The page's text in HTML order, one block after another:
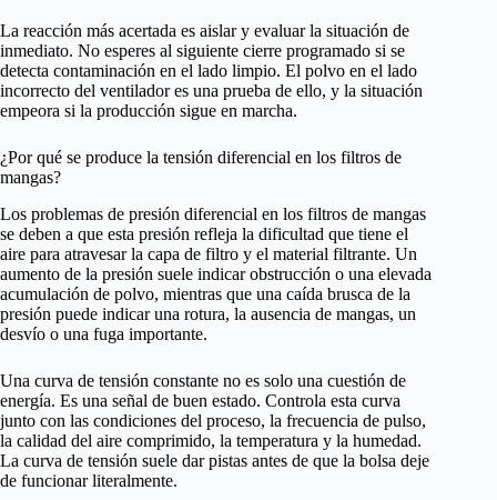
La reacción más acertada es aislar y evaluar la situación de
inmediato. No esperes al siguiente cierre programado si se
detecta contaminación en el lado limpio. El polvo en el lado
incorrecto del ventilador es una prueba de ello, y la situación
empeora si la producción sigue en marcha.
¿Por qué se produce la tensión diferencial en los filtros de
mangas?
Los problemas de presión diferencial en los filtros de mangas
se deben a que esta presión refleja la dificultad que tiene el
aire para atravesar la capa de filtro y el material filtrante. Un
aumento de la presión suele indicar obstrucción o una elevada
acumulación de polvo, mientras que una caída brusca de la
presión puede indicar una rotura, la ausencia de mangas, un
desvío o una fuga importante.
Una curva de tensión constante no es solo una cuestión de
energía. Es una señal de buen estado. Controla esta curva
junto con las condiciones del proceso, la frecuencia de pulso,
la calidad del aire comprimido, la temperatura y la humedad.
La curva de tensión suele dar pistas antes de que la bolsa deje
de funcionar literalmente.